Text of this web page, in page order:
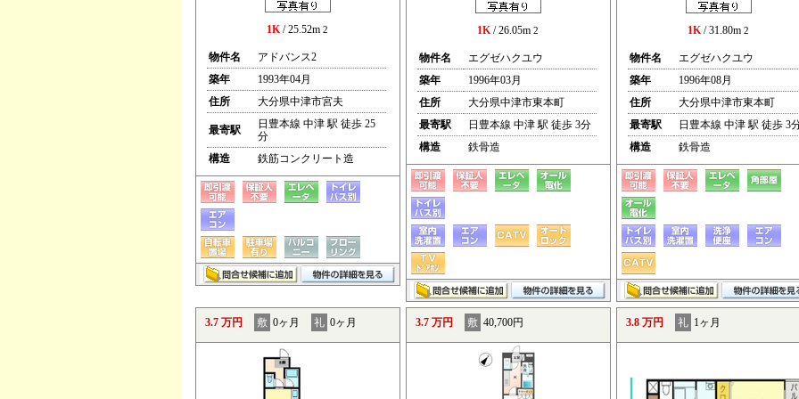
1K/ 25.52m 2
物件名
アドバンス2
築年
1993年04月
住所
大分県中津市宮夫
最寄駅
日豊本線 中津 駅 徒歩 25
分
構造
鉄筋コンクリート造
1K/ 26.05m 2
物件名
エグゼハクユウ
築年
1996年03月
住所
大分県中津市東本町
最寄駅
日豊本線 中津 駅 徒歩 3分
構造
鉄骨造
1K/ 31.80m 2
物件名
エグゼハクユウ
築年
1996年08月
住所
大分県中津市東本町
最寄駅
日豊本線 中津 駅 徒歩 3
構造
鉄骨造
3.7 万円 敷 0ヶ月 礼 0ヶ月 3.7 万円 敷 40,700円 3.8 万円 礼 1ヶ月